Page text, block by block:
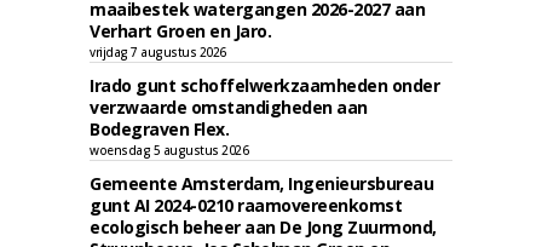
maaibestek watergangen 2026-2027 aan
Verhart Groen en Jaro.
vrijdag 7 augustus 2026
Irado gunt schoffelwerkzaamheden onder
verzwaarde omstandigheden aan
Bodegraven Flex.
woensdag 5 augustus 2026
Gemeente Amsterdam, Ingenieursbureau
gunt AI 2024-0210 raamovereenkomst
ecologisch beheer aan De Jong Zuurmond,